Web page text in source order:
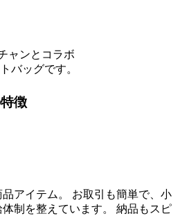
ャンとコラボ
バッグです。
徴
アイテム。 お取引も簡単で、小
制を整えています。 納品もスピ